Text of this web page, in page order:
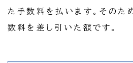
た手数料を払います。そのた
数料を差し引いた額です。